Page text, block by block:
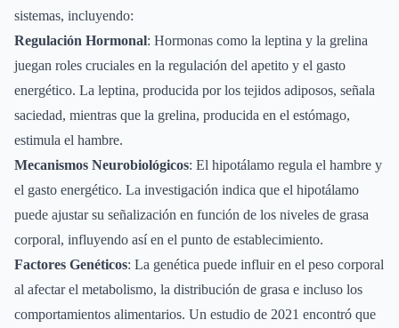
sistemas, incluyendo:
Regulación Hormonal: Hormonas como la leptina y la grelina
juegan roles cruciales en la regulación del apetito y el gasto
energético. La leptina, producida por los tejidos adiposos, señala
saciedad, mientras que la grelina, producida en el estómago,
estimula el hambre.
Mecanismos Neurobiológicos: El hipotálamo regula el hambre y
el gasto energético. La investigación indica que el hipotálamo
puede ajustar su señalización en función de los niveles de grasa
corporal, influyendo así en el punto de establecimiento.
Factores Genéticos: La genética puede influir en el peso corporal
al afectar el metabolismo, la distribución de grasa e incluso los
comportamientos alimentarios. Un estudio de 2021 encontró que